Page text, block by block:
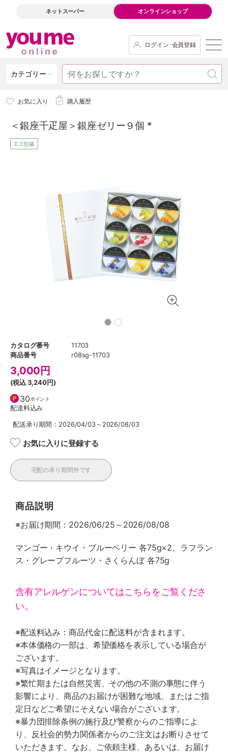
ネットスーパー オンラインショップ
ログイン･会員登録
カテゴリー
お気に入り 購入履歴
＜銀座千疋屋＞銀座ゼリー９個 *
カタログ番号
11703
商品番号
r08sg-11703
3,000 円
(税込3,240円)
30ポイント
配達料込み
配送承り期間：2026/04/03～2026/08/03
お気に入りに登録する
宅配の承り期間外です
商品説明
※お届け期間：2026/06/25～2026/08/08
マンゴー・キウイ・ブルーベリー 各75g×2、ラフラン
ス・グレープフルーツ・さくらんぼ 各75g
含有アレルゲンについてはこちらをご覧くださ
い。
※配送料込み：商品代金に配送料が含まれます。
※本体価格の一部は、希望価格を表示している場合が
ございます。
※写真はイメージとなります。
※繁忙期または自然災害、その他の不測の事態に伴う
影響により、商品のお届けが困難な地域、またはご指
定日などご希望にそえない場合がございます。
※暴力団排除条例の施行及び警察からのご指導によ
り、反社会的勢力関係者からのご注文はお断りさせて
いただきます。なお、ご依頼主様、あるいは、お届け